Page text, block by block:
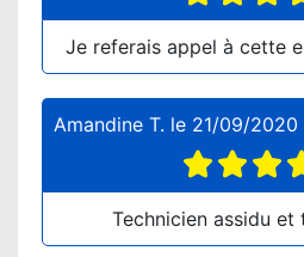
Je referais appel à cette
Amandine T. le 21/09/2020
Technicien assidu et